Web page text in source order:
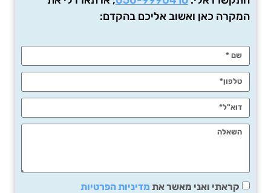
המקרה כאן ואשוב אליכם בהקדם:
קראתי ואני מאשר את מדיניות הפרטיות